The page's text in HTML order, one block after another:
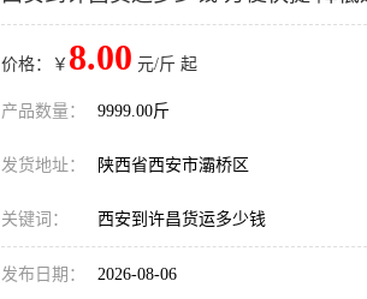
价格：￥ 8.00 元/斤 起
产品数量： 9999.00斤
发货地址： 陕西省西安市灞桥区
关键词： 西安到许昌货运多少钱
发布日期： 2026-08-06